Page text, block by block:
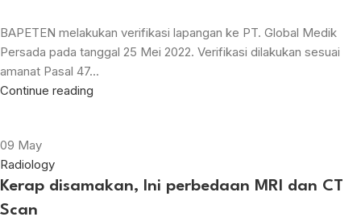
BAPETEN melakukan verifikasi lapangan ke PT. Global Medik
Persada pada tanggal 25 Mei 2022. Verifikasi dilakukan sesuai
amanat Pasal 47...
Continue reading
09 May
Radiology
Kerap disamakan, Ini perbedaan MRI dan CT
Scan